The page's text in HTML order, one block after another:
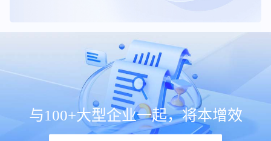
与100+大型企业一起，将本增效